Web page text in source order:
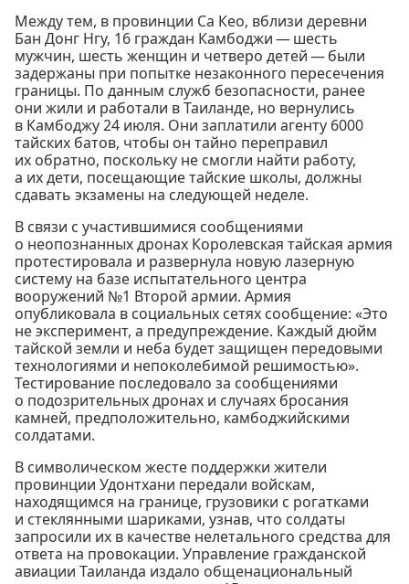
Между тем, в провинции Са Кео, вблизи деревни
Бан Донг Нгу, 16 граждан Камбоджи — шесть
мужчин, шесть женщин и четверо детей — были
задержаны при попытке незаконного пересечения
границы. По данным служб безопасности, ранее
они жили и работали в Таиланде, но вернулись
в Камбоджу 24 июля. Они заплатили агенту 6000
тайских батов, чтобы он тайно переправил
их обратно, поскольку не смогли найти работу,
а их дети, посещающие тайские школы, должны
сдавать экзамены на следующей неделе.
В связи с участившимися сообщениями
о неопознанных дронах Королевская тайская армия
протестировала и развернула новую лазерную
систему на базе испытательного центра
вооружений №1 Второй армии. Армия
опубликовала в социальных сетях сообщение: «Это
не эксперимент, а предупреждение. Каждый дюйм
тайской земли и неба будет защищен передовыми
технологиями и непоколебимой решимостью».
Тестирование последовало за сообщениями
о подозрительных дронах и случаях бросания
камней, предположительно, камбоджийскими
солдатами.
В символическом жесте поддержки жители
провинции Удонтхани передали войскам,
находящимся на границе, грузовики с рогатками
и стеклянными шариками, узнав, что солдаты
запросили их в качестве нелетального средства для
ответа на провокации. Управление гражданской
авиации Таиланда издало общенациональный